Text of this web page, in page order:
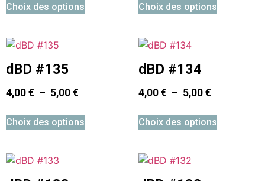
Choix des options Choix des options
dBD #135
4,00€ – 5,00€
Choix des options
dBD #134
4,00€ – 5,00€
Choix des options